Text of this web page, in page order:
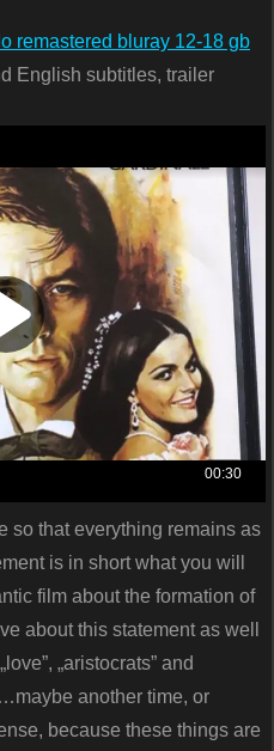
remastered bluray 12-18 gb
English subtitles, trailer
so that everything remains as
is in short what you will
film about the formation of
about this statement as well
„aristocrats” and
another time, or
because these things are